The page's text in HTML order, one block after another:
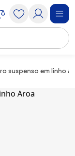
suspenso em linho